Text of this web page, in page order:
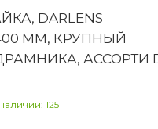
DARLENS
ММ, КРУПНЫЙ
АССОРТИ
125